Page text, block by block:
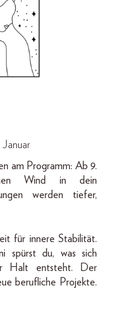
am Programm: Ab 9.
Wind in dein
werden tiefer,
für innere Stabilität.
spürst du, was sich
Halt entsteht. Der
berufliche Projekte.